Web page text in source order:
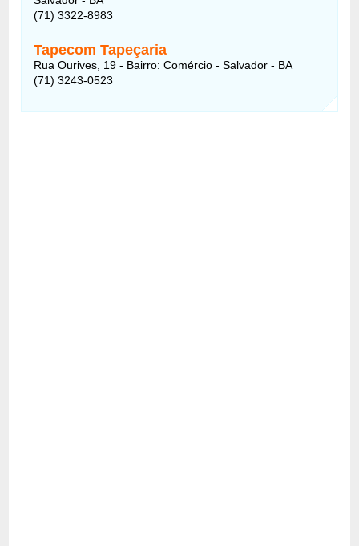
(71) 3322-8983
Tapecom Tapeçaria
Rua Ourives, 19 - Bairro: Comércio - Salvador - BA
(71) 3243-0523